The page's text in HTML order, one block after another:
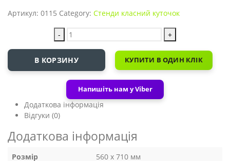
Артикул: 0115 Category: Стенди класний куточок
- +
В КОРЗИНУ КУПИТИ В ОДИН КЛІК
Напишіть нам у Viber
Додаткова інформація
Відгуки (0)
Додаткова інформація
Розмір 560 х 710 мм